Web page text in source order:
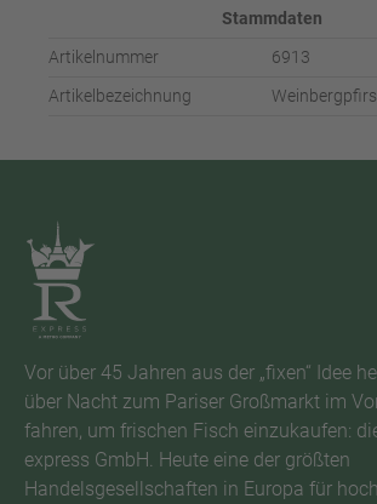
Stammdaten
Artikelnummer
6913
Artikelbezeichnung
Vor über 45 Jahren aus der „fixen“ Idee
über Nacht zum Pariser Großmarkt im
fahren, um frischen Fisch einzukaufen:
express GmbH. Heute eine der größten
Handelsgesellschaften in Europa für